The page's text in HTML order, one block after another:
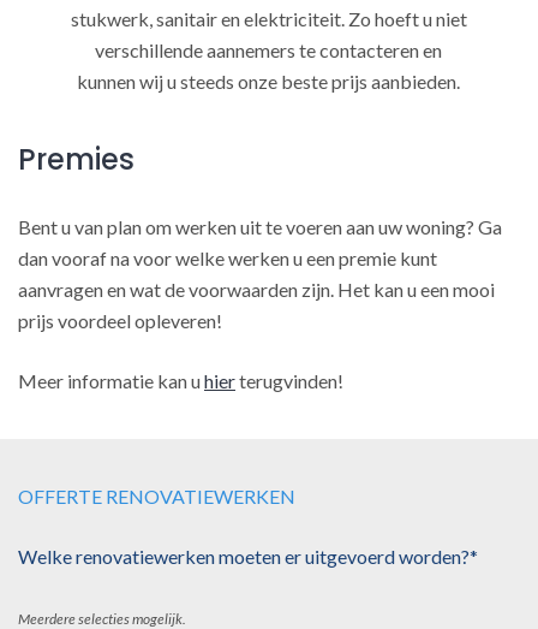
stukwerk, sanitair en elektriciteit. Zo hoeft u niet
verschillende aannemers te contacteren en
kunnen wij u steeds onze beste prijs aanbieden.
Premies
Bent u van plan om werken uit te voeren aan uw woning? Ga
dan vooraf na voor welke werken u een premie kunt
aanvragen en wat de voorwaarden zijn. Het kan u een mooi
prijs voordeel opleveren!
Meer informatie kan uhierterugvinden!
OFFERTE RENOVATIEWERKEN
Welke renovatiewerken moeten er uitgevoerd worden?*
Meerdere selecties mogelijk.